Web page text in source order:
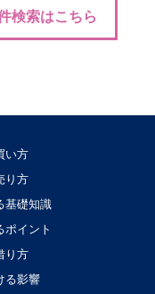
検索はこちら
い方
り方
基礎知識
ポイント
り方
る影響